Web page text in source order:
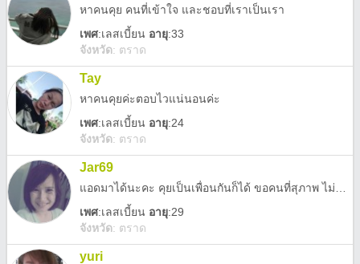
หาคนคุย คนที่เข้าใจ และชอบที่เราเป็นเรา
เพศ:เลสเบี้ยน อายุ:33
จังหวัด: ตราด
Tay
หาคนคุยค่ะตอบไวแน่นอนค่ะ
เพศ:เลสเบี้ยน อายุ:24
จังหวัด: ตราด
Jar69
เพศ:เลสเบี้ยน อายุ:29
จังหวัด: ตราด
yuri